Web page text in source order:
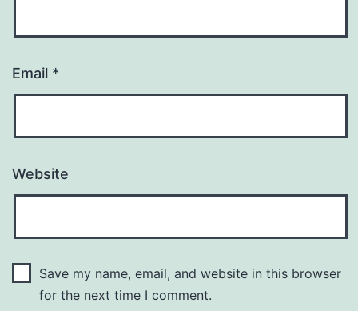
Email *
Website
Save my name, email, and website in this browser
for the next time I comment.